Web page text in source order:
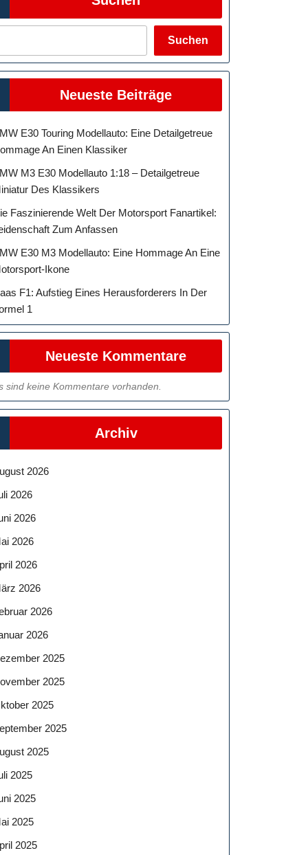
Suchen
Neueste Beiträge
E30 Touring Modellauto: Eine Detailgetreue
An Einen Klassiker
M3 E30 Modellauto 1:18 – Detailgetreue
Des Klassikers
Faszinierende Welt Der Motorsport Fanartikel:
Zum Anfassen
E30 M3 Modellauto: Eine Hommage An Eine
Ikone
F1: Aufstieg Eines Herausforderers In Der
1
Neueste Kommentare
sind keine Kommentare vorhanden.
Archiv
2026
2026
2026
2026
2026
2026
2026
2026
2025
2025
2025
2025
2025
2025
2025
2025
2025